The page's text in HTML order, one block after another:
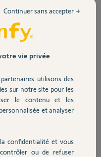
indor camera
sous garantie.
mes telecommandes
discussion
vie privée
utilisons des
sur notre site pour les
le contenu et les
et analyser
confidentialité et vous
ou de refuser
Continuer sans accepter →